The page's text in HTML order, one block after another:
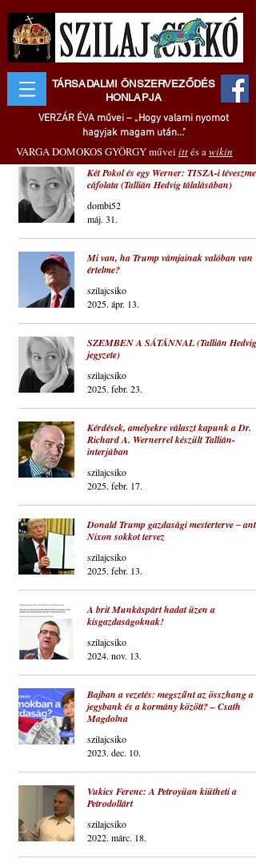
TÁRSADALMI ÖNSZERVEZŐDÉS
HONLAPJA
VERZÁR ÉVA művei – „Hogy valami nyomot
hagyjak magam után..."
VARGA DOMOKOS GYÖRGY művei ittés awikin
Két Pokol és egy Werner: TISZA-i téveszme
cáfolata (Tallián Hedvig tálalásában)
dombi52
máj. 31.
Mi van, ha Trump vámjainak valóban van
értelme?
szilajcsiko
2025. ápr. 13.
SZEMBEN A SÁTÁNNAL (Tallián Hedvig
jegyzete)
szilajcsiko
2025. febr. 23.
Kérdések, amelyekre választ kapunk a Dr.
Richard A. Wernerrel készült Tallián-
interjúban
szilajcsiko
2025. febr. 17.
Donald Trump gazdasági mesterterve ‒ anti-
Nixon sokkot tervez
szilajcsiko
2025. febr. 13.
A brit Munkáspárt hadat üzen a
kisgazdaságoknak!
szilajcsiko
2024. nov. 13.
Bajban a vezetés: megszűnt az összhang a
jegybank és a kormány között? – Csath
Magdolna
szilajcsiko
2023. dec. 10.
Vukics Ferenc: A Petroyüan kiütheti a
Petrodollárt
szilajcsiko
2022. márc. 18.